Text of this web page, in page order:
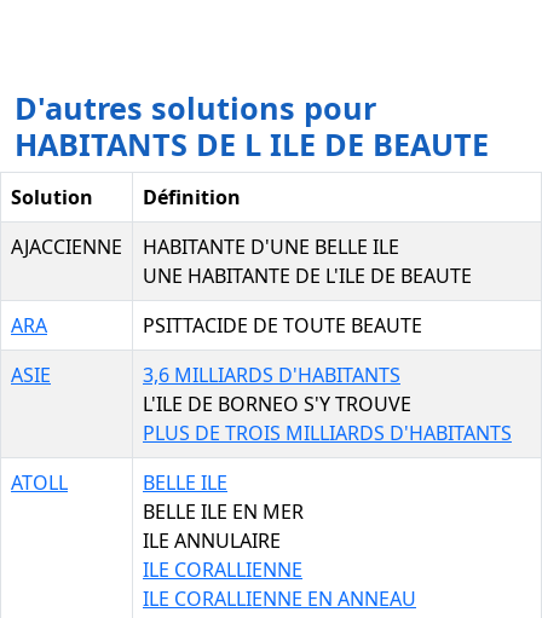
D'autres solutions pour
HABITANTS DE L ILE DE BEAUTE
Solution
Définition
AJACCIENNE
HABITANTE D'UNE BELLE ILE
UNE HABITANTE DE L'ILE DE BEAUTE
ARA
PSITTACIDE DE TOUTE BEAUTE
ASIE
3,6 MILLIARDS D'HABITANTS
L'ILE DE BORNEO S'Y TROUVE
PLUS DE TROIS MILLIARDS D'HABITANTS
ATOLL
BELLE ILE
BELLE ILE EN MER
ILE ANNULAIRE
ILE CORALLIENNE
ILE CORALLIENNE EN ANNEAU